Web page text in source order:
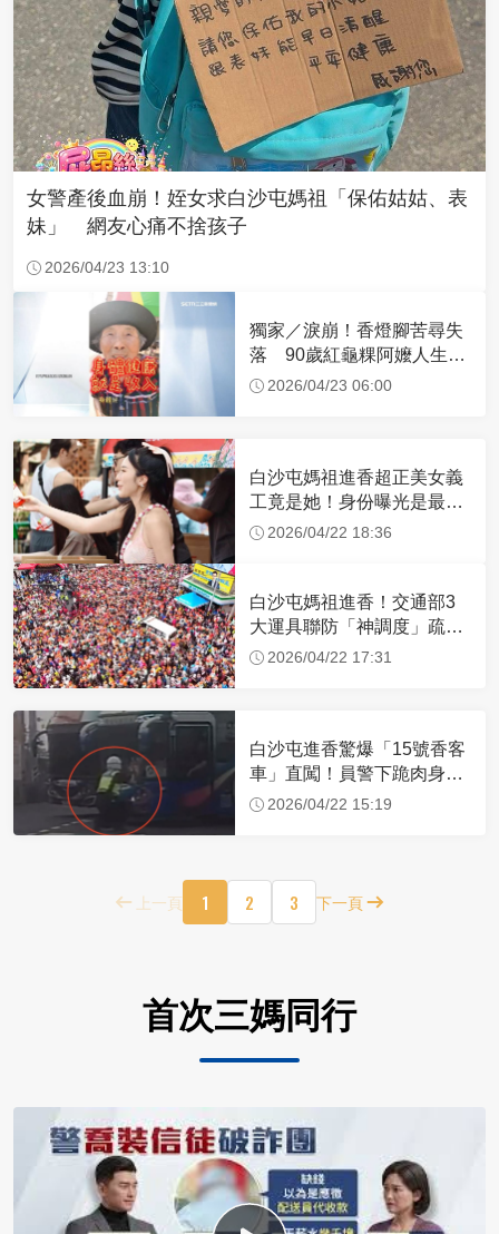
女警產後血崩！姪女求白沙屯媽祖「保佑姑姑、表
妹」 網友心痛不捨孩子
2026/04/23 13:10
獨家／淚崩！香燈腳苦尋失
落 90歲紅龜粿阿嬤人生謝
幕2026/04/23 06:00
白沙屯媽祖進香超正美女義
工竟是她！身份曝光是最美
禮生 一輩子不結婚
2026/04/22 18:36
白沙屯媽祖進香！交通部3
大運具聯防「神調度」疏運
32.1萬創新高
2026/04/22 17:31
白沙屯進香驚爆「15號香客
車」直闖！員警下跪肉身擋
車：讓行人先過
2026/04/22 15:19
上一頁 1 2 3 下一頁
首次三媽同行